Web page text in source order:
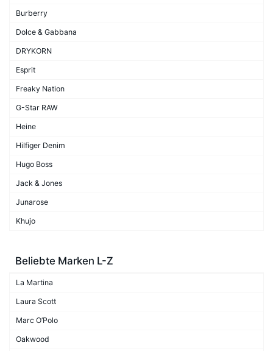
Burberry
Dolce & Gabbana
DRYKORN
Esprit
Freaky Nation
G-Star RAW
Heine
Hilfiger Denim
Hugo Boss
Jack & Jones
Junarose
Khujo
Beliebte Marken L-Z
La Martina
Laura Scott
Marc O’Polo
Oakwood